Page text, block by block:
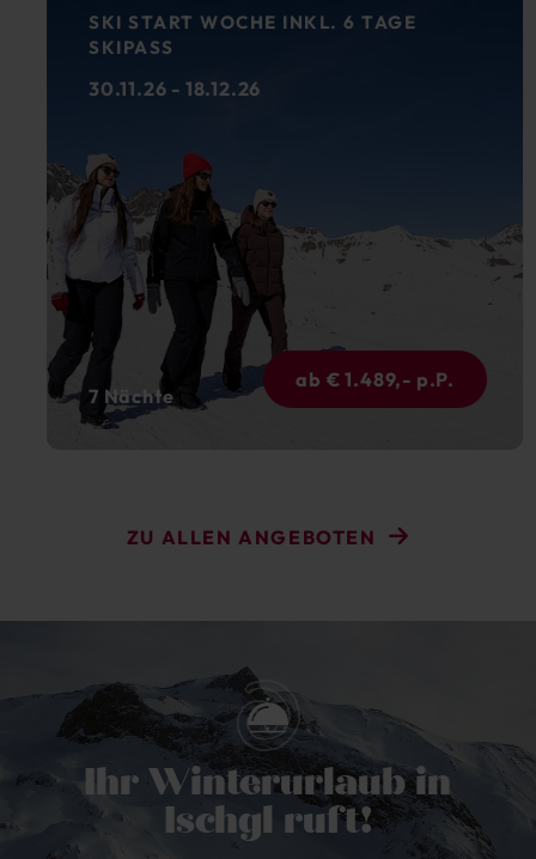
SKI START WOCHE INKL. 6 TAGE
SKIPASS
30.11.26 - 18.12.26
7 Nächte
ab € 1.489,- p.P.
ZU ALLEN ANGEBOTEN
Ihr Winterurlaub in
Ischgl ruft!